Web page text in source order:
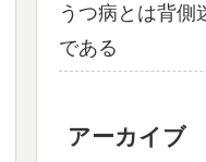
うつ病とは背側
である
アーカイブ